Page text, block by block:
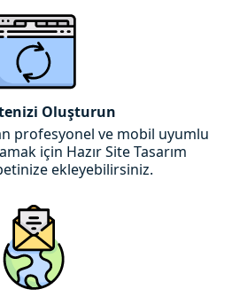
Oluşturun
profesyonel ve mobil uyumlu
için Hazır Site Tasarım
ekleyebilirsiniz.